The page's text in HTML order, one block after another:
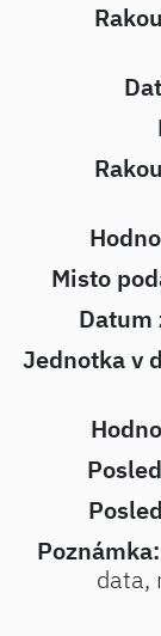
Misto
Datum
Jednotka v
Poznámka:
data,